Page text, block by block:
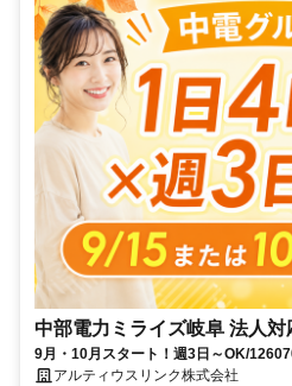
中部電力ミライズ岐阜 法人
9月・10月スタート！週3日～OK/
アルティウスリンク株式会社